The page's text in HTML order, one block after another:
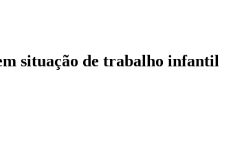
situação de trabalho infantil